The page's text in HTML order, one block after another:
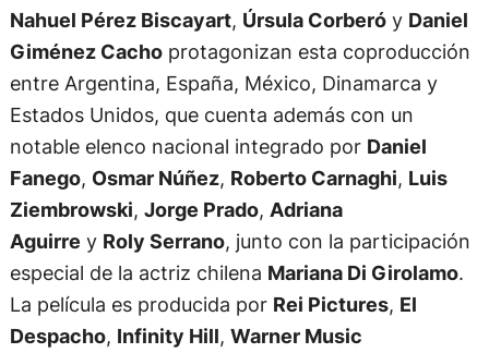
Nahuel Pérez Biscayart, Úrsula Corberóy Daniel
Giménez Cachoprotagonizan esta coproducción
entre Argentina, España, México, Dinamarca y
Estados Unidos, que cuenta además con un
notable elenco nacional integrado por Daniel
Fanego, Osmar Núñez, Roberto Carnaghi, Luis
Ziembrowski, Jorge Prado, Adriana
Aguirre y Roly Serrano, junto con la participación
especial de la actriz chilena Mariana Di Girolamo.
La película es producida por Rei Pictures, El
Despacho, Infinity Hill, Warner Music